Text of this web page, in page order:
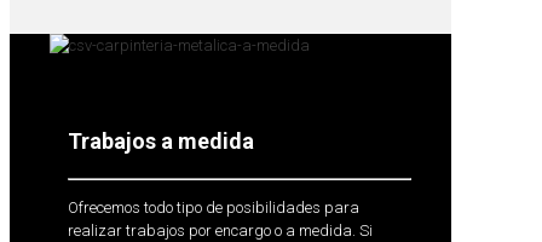
Trabajos a medida
Ofrecemos todo tipo de posibilidades para
realizar trabajos por encargo o a medida. Si